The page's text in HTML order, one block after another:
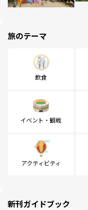
旅のテーマ
飲食
イベント・観戦
アクティビティ
新刊ガイドブック